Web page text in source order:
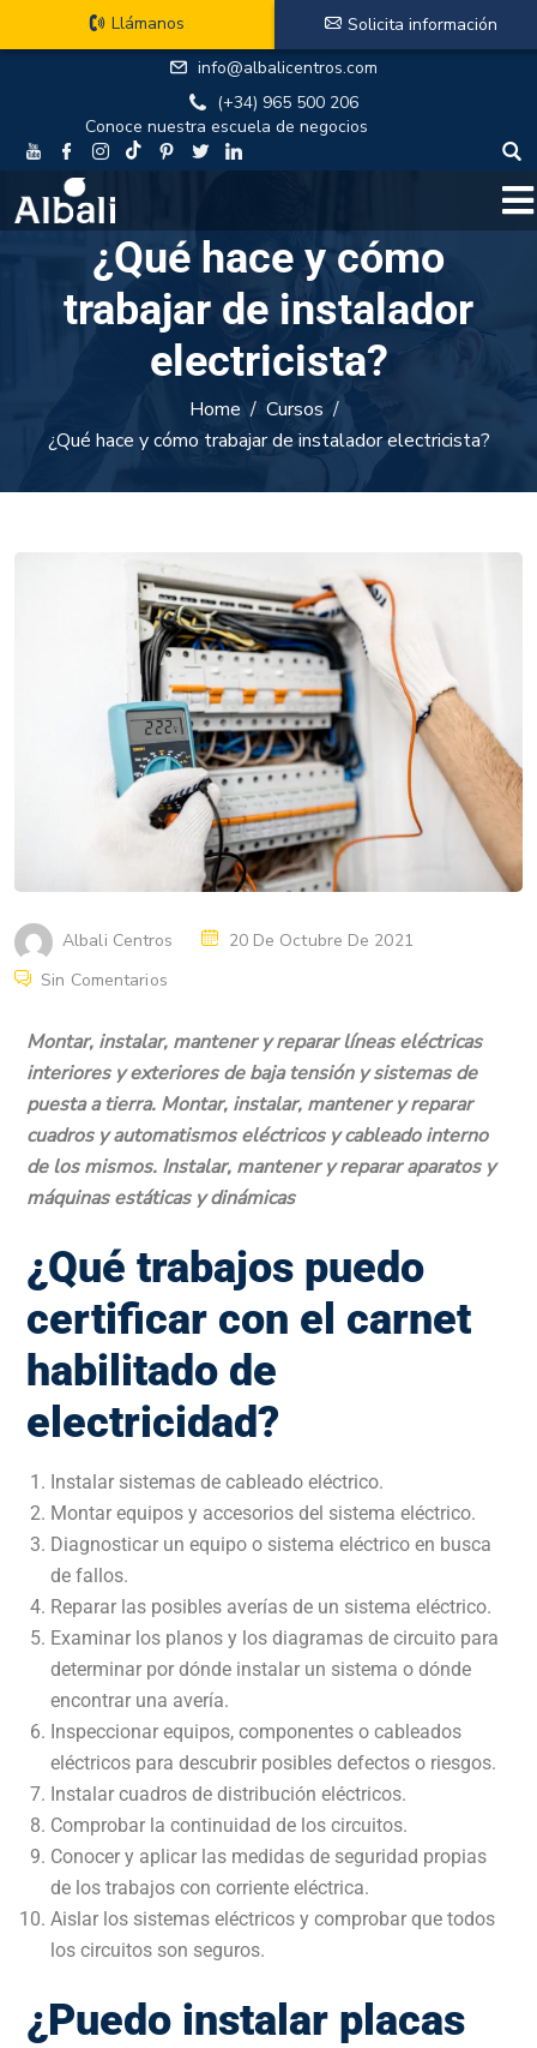
info@albalicentros.com
(+34) 965 500 206
Conoce nuestra escuela de negocios
Llámanos Solicita información
¿Qué hace y cómo
trabajar de instalador
electricista?
Home
Cursos
¿Qué hace y cómo trabajar de instalador electricista?
Albali Centros
20 De Octubre De 2021
Sin Comentarios
Montar, instalar, mantener y reparar líneas eléctricas
interiores y exteriores de baja tensión y sistemas de
puesta a tierra. Montar, instalar, mantener y reparar
cuadros y automatismos eléctricos y cableado interno
de los mismos. Instalar, mantener y reparar aparatos y
máquinas estáticas y dinámicas
¿Qué trabajos puedo
certificar con el carnet
habilitado de
electricidad?
Instalar sistemas de cableado eléctrico.
Montar equipos y accesorios del sistema eléctrico.
Diagnosticar un equipo o sistema eléctrico en busca
de fallos.
Reparar las posibles averías de un sistema eléctrico.
Examinar los planos y los diagramas de circuito para
determinar por dónde instalar un sistema o dónde
encontrar una avería.
Inspeccionar equipos, componentes o cableados
eléctricos para descubrir posibles defectos o riesgos.
Instalar cuadros de distribución eléctricos.
Comprobar la continuidad de los circuitos.
Conocer y aplicar las medidas de seguridad propias
de los trabajos con corriente eléctrica.
Aislar los sistemas eléctricos y comprobar que todos
los circuitos son seguros.
¿Puedo instalar placas